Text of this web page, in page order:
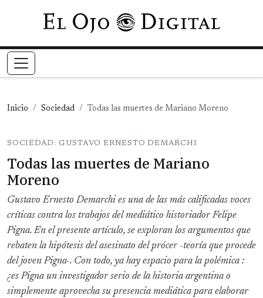
Pasar al contenido principal
Inicio Sociedad Todas las muertes de Mariano Moreno
SOCIEDAD: GUSTAVO ERNESTO DEMARCHI
Todas las muertes de Mariano
Moreno
Gustavo Ernesto Demarchi es una de las más calificadas voces
críticas contra los trabajos del mediático historiador Felipe
Pigna. En el presente artículo, se exploran los argumentos que
rebaten la hipótesis del asesinato del prócer -teoría que procede
del joven Pigna-. Con todo, ya hay espacio para la polémica :
¿es Pigna un investigador serio de la historia argentina o
simplemente aprovecha su presencia mediática para elaborar